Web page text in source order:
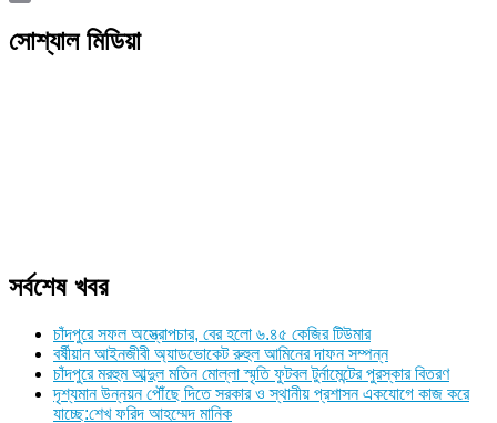
সোশ্যাল মিডিয়া
সর্বশেষ খবর
চাঁদপুরে সফল অস্ত্রোপচার, বের হলো ৬.৪৫ কেজির টিউমার
বর্ষীয়ান আইনজীবী অ্যাডভোকেট রুহুল আমিনের দাফন সম্পন্ন
চাঁদপুরে মরহুম আব্দুল মতিন মোল্লা স্মৃতি ফুটবল টুর্নামেন্টের পুরস্কার বিতরণ
দৃশ্যমান উন্নয়ন পৌঁছে দিতে সরকার ও স্থানীয় প্রশাসন একযোগে কাজ করে
যাচ্ছে:শেখ ফরিদ আহম্মেদ মানিক